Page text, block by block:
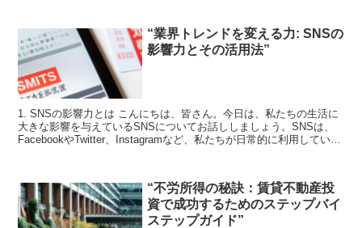
“業界トレンドを変える力: SNSの
影響力とその活用法”
1. SNSの影響力とは こんにちは、皆さん。今日は、私たちの生活に
大きな影響を与えているSNSについてお話ししましょう。SNSは、
FacebookやTwitter、Instagramなど、私たちが日常的に利用している
“不労所得の秘訣：賃貸不動産投
資で成功するためのステップバイ
ステップガイド”